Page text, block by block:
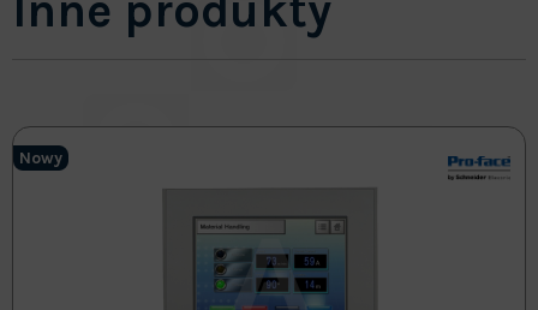
Nowy